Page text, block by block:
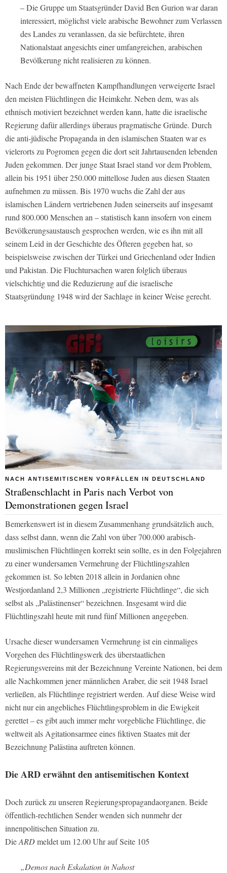
– Die Gruppe um Staatsgründer David Ben Gurion war daran
interessiert, möglichst viele arabische Bewohner zum Verlassen
des Landes zu veranlassen, da sie befürchtete, ihren
Nationalstaat angesichts einer umfangreichen, arabischen
Bevölkerung nicht realisieren zu können.
Nach Ende der bewaffneten Kampfhandlungen verweigerte Israel
den meisten Flüchtlingen die Heimkehr. Neben dem, was als
ethnisch motiviert bezeichnet werden kann, hatte die israelische
Regierung dafür allerdings überaus pragmatische Gründe. Durch
die anti-jüdische Propaganda in den islamischen Staaten war es
vielerorts zu Pogromen gegen die dort seit Jahrtausenden lebenden
Juden gekommen. Der junge Staat Israel stand vor dem Problem,
allein bis 1951 über 250.000 mittellose Juden aus diesen Staaten
aufnehmen zu müssen. Bis 1970 wuchs die Zahl der aus
islamischen Ländern vertriebenen Juden seinerseits auf insgesamt
rund 800.000 Menschen an – statistisch kann insofern von einem
Bevölkerungsaustausch gesprochen werden, wie es ihn mit all
seinem Leid in der Geschichte des Öfteren gegeben hat, so
beispielsweise zwischen der Türkei und Griechenland oder Indien
und Pakistan. Die Fluchtursachen waren folglich überaus
vielschichtig und die Reduzierung auf die israelische
Staatsgründung 1948 wird der Sachlage in keiner Weise gerecht.
NACH ANTISEMITISCHEN VORFÄLLEN IN DEUTSCHLAND
Straßenschlacht in Paris nach Verbot von
Demonstrationen gegen Israel
Bemerkenswert ist in diesem Zusammenhang grundsätzlich auch,
dass selbst dann, wenn die Zahl von über 700.000 arabisch-
muslimischen Flüchtlingen korrekt sein sollte, es in den Folgejahren
zu einer wundersamen Vermehrung der Flüchtlingszahlen
gekommen ist. So lebten 2018 allein in Jordanien ohne
Westjordanland 2,3 Millionen „registrierte Flüchtlinge“, die sich
selbst als „Palästinenser“ bezeichnen. Insgesamt wird die
Flüchtlingszahl heute mit rund fünf Millionen angegeben.
Ursache dieser wundersamen Vermehrung ist ein einmaliges
Vorgehen des Flüchtlingswerk des überstaatlichen
Regierungsvereins mit der Bezeichnung Vereinte Nationen, bei dem
alle Nachkommen jener männlichen Araber, die seit 1948 Israel
verließen, als Flüchtlinge registriert werden. Auf diese Weise wird
nicht nur ein angebliches Flüchtlingsproblem in die Ewigkeit
gerettet – es gibt auch immer mehr vorgebliche Flüchtlinge, die
weltweit als Agitationsarmee eines fiktiven Staates mit der
Bezeichnung Palästina auftreten können.
DieARDerwähnt den antisemitischen Kontext
Doch zurück zu unseren Regierungspropagandaorganen. Beide
öffentlich-rechtlichen Sender wenden sich nunmehr der
innenpolitischen Situation zu.
DieARDmeldet um 12.00 Uhr auf Seite 105
„Demos nach Eskalation in Nahost